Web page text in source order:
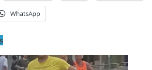
WhatsApp